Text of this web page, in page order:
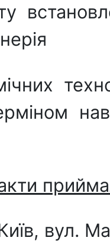
вул.